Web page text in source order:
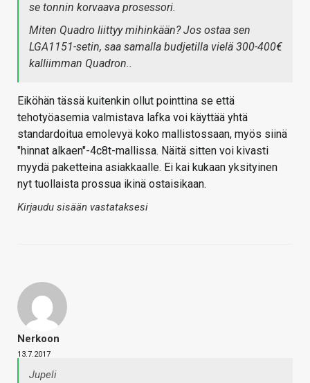
se tonnin korvaava prosessori.
Miten Quadro liittyy mihinkään? Jos ostaa sen
LGA1151-setin, saa samalla budjetilla vielä 300-400€
kalliimman Quadron..
Eiköhän tässä kuitenkin ollut pointtina se että
tehotyöasemia valmistava lafka voi käyttää yhtä
standardoitua emolevyä koko mallistossaan, myös siinä
"hinnat alkaen"-4c8t-mallissa. Näitä sitten voi kivasti
myydä paketteina asiakkaalle. Ei kai kukaan yksityinen
nyt tuollaista prossua ikinä ostaisikaan.
Kirjaudu sisään vastataksesi
Nerkoon
13.7.2017
Jupeli